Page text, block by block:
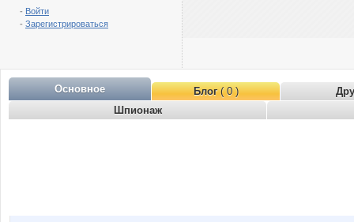
- Войти
- Зарегистрироваться
Основное Блог( 0 )
Шпионаж